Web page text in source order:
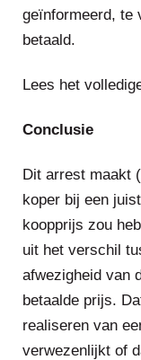
geïnformeerd, te
betaald.
Lees het
Conclusie
Dit arrest maakt
koper bij een
koopprijs zou
uit het verschil
afwezigheid van
betaalde prijs.
realiseren van
verwezenlijkt of